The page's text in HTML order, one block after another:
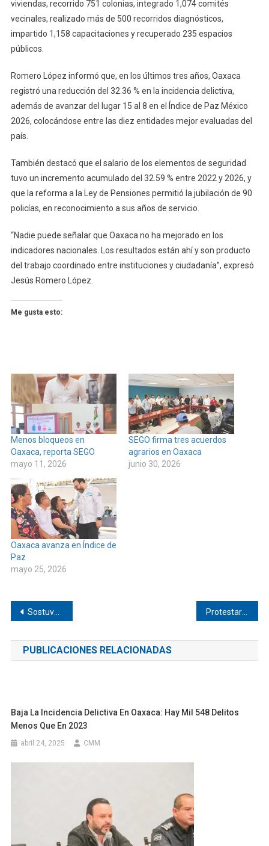
viviendas, recorrido 751 colonias, integrado 1,074 comités
vecinales, realizado más de 500 recorridos diagnósticos,
impartido 1,158 capacitaciones y recuperado 235 espacios
públicos.
Romero López informó que, en los últimos tres años, Oaxaca
registró una reducción del 32.36 % en la incidencia delictiva,
además de avanzar del lugar 15 al 8 en el Índice de Paz México
2026, colocándose entre las diez entidades mejor evaluadas del
país.
También destacó que el salario de los elementos de seguridad
tuvo un incremento acumulado del 32.59 % entre 2022 y 2026, y
que la reforma a la Ley de Pensiones permitió la jubilación de 90
policías, en reconocimiento a sus años de servicio.
“Nadie puede señalar que Oaxaca no ha mejorado en los
indicadores nacionales. Los resultados están ahí y son producto
del trabajo coordinado entre instituciones y ciudadanía”, expresó
Jesús Romero López.
Me gusta esto:
Menos bloqueos en
Oaxaca, reporta SEGO
mayo 11, 2026
SEGO firma tres acuerdos
agrarios en Oaxaca
junio 30, 2026
Oaxaca avanza en Índice de
Paz
mayo 25, 2026
Navegación
de
entradas
Sostuvo reunión Toño Mondragón en Oaxaca
PUBLICACIONES RELACIONADAS
Baja La Incidencia Delictiva En Oaxaca: Hay Mil 548 Delitos
Menos Que En 2023
abril 24, 2025 CMM